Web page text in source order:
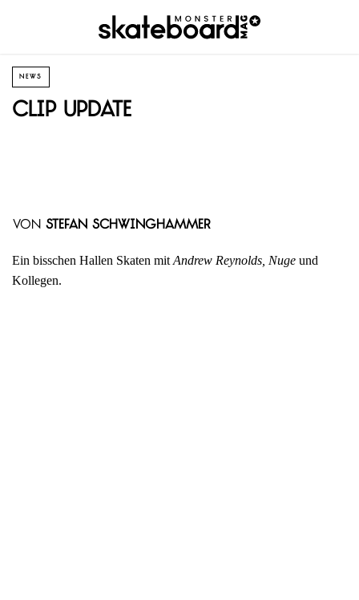
NEWS
Clip Update
von Stefan Schwinghammer
Ein bisschen Hallen Skaten mit Andrew Reynolds, Nuge und
Kollegen.